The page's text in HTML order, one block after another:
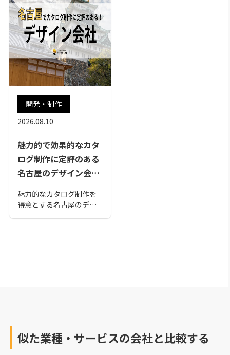
開発・制作
2026.08.10
魅力的で効果的なカタ
ログ制作に定評のある
名古屋のデザイン会社
魅力的なカタログ制作を
得意とする名古屋のデザ
似た業種・サービスの会社と比較する